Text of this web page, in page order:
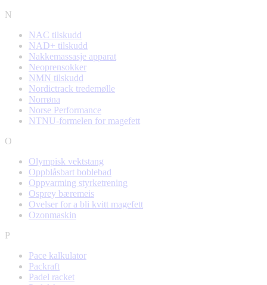
N
NAC tilskudd
NAD+ tilskudd
Nakkemassasje apparat
Neoprensokker
NMN tilskudd
Nordictrack tredemølle
Norrøna
Norse Performance
NTNU-formelen for magefett
O
Olympisk vektstang
Oppblåsbart boblebad
Oppvarming styrketrening
Osprey bæremeis
Ovelser for a bli kvitt magefett
Ozonmaskin
P
Pace kalkulator
Packraft
Padel racket